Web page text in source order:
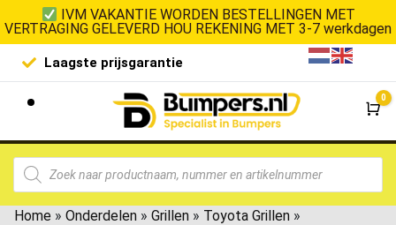
IVM VAKANTIE WORDEN BESTELLINGEN MET
VERTRAGING GELEVERD HOU REKENING MET 3-7 werkdagen
Laagste prijsgarantie De
0
Home » Onderdelen » Grillen » Toyota Grillen »